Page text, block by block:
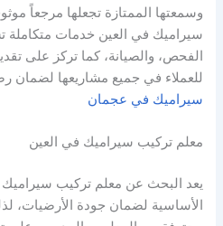
وسمعتها الممتازة تجعلها مرجعاً
سيراميك في العين خدمات متكاملة
الفحص، والصيانة، كما تركز على
للعملاء في جميع مشاريعها لضمان
سيراميك في عجمان
معلم تركيب سيراميك في العين
يعد البحث عن معلم تركيب
الأساسية لضمان جودة الأرضيات،